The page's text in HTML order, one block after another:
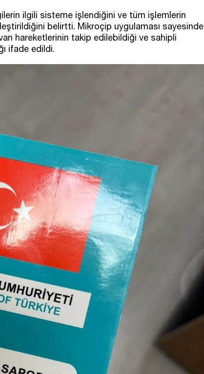
ilgili sisteme işlendiğini ve tüm işlemlerin
belirtti. Mikroçip uygulaması sayesinde
hareketlerinin takip edilebildiği ve sahipli
ifade edildi.